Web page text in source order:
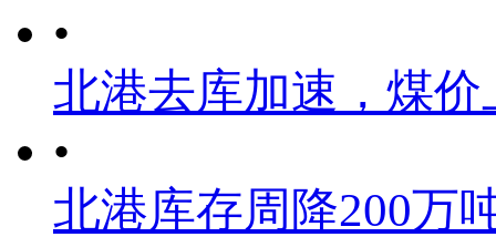
•
北港去库加速，煤
•
北港库存周降200万